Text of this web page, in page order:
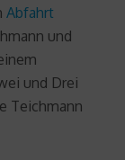
Abfahrt
und
und Drei
Teichmann